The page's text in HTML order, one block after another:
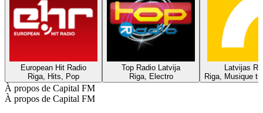
European Hit Radio
Riga, Hits, Pop
Top Radio Latvija
Riga, Electro
Latvijas
Riga, Musique
À propos de Capital FM
À propos de Capital FM